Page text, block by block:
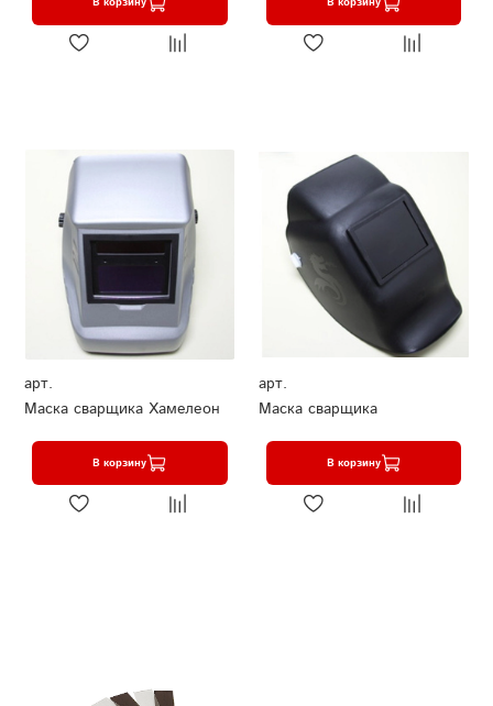
арт.
Маска сварщика Хамелеон
В корзину
арт.
Маска сварщика
В корзину